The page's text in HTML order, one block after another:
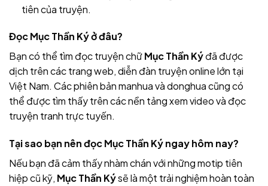
tiên của truyện.
Đọc Mục Thần Ký ở đâu?
Bạn có thể tìm đọc truyện chữMục Thần Kýđã được
dịch trên các trang web, diễn đàn truyện online lớn tại
Việt Nam. Các phiên bản manhua và donghua cũng có
thể được tìm thấy trên các nền tảng xem video và đọc
truyện tranh trực tuyến.
Tại sao bạn nên đọc Mục Thần Ký ngay hôm nay?
Nếu bạn đã cảm thấy nhàm chán với những motip tiên
hiệp cũ kỹ, Mục Thần Kýsẽ là một trải nghiệm hoàn toàn